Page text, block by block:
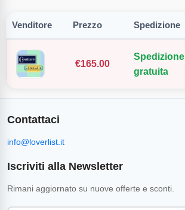
Venditore Prezzo Spedizione
€165.00
Spedizione
gratuita
Contattaci
info@loverlist.it
Iscriviti alla Newsletter
Rimani aggiornato su nuove offerte e sconti.